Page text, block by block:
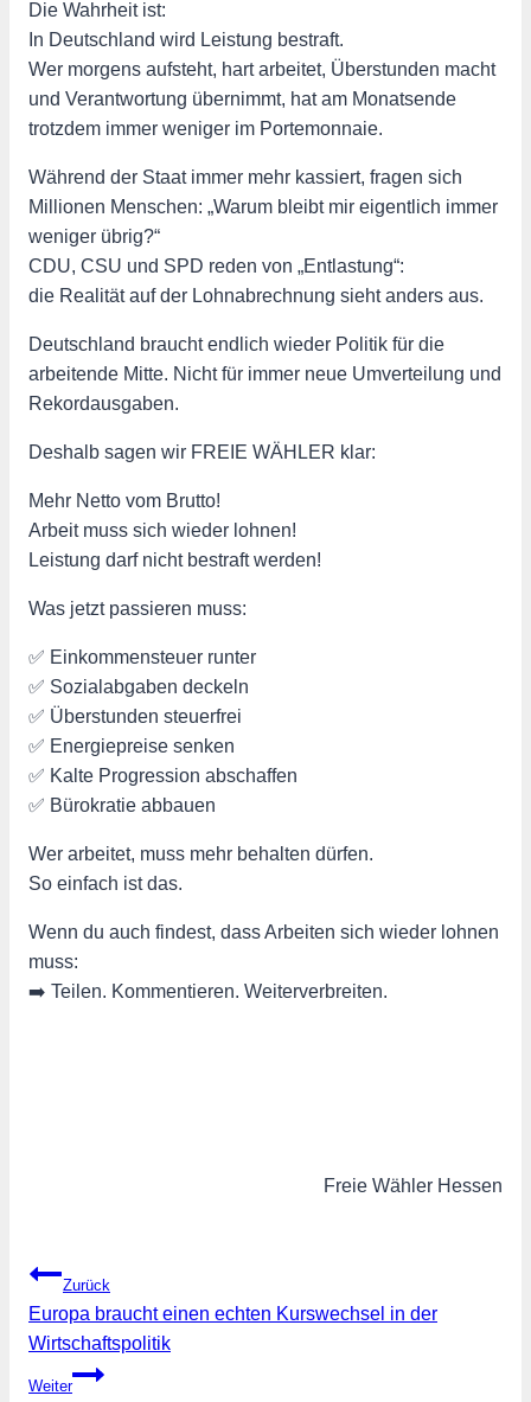
Die Wahrheit ist:
In Deutschland wird Leistung bestraft.
Wer morgens aufsteht, hart arbeitet, Überstunden macht
und Verantwortung übernimmt, hat am Monatsende
trotzdem immer weniger im Portemonnaie.
Während der Staat immer mehr kassiert, fragen sich
Millionen Menschen: „Warum bleibt mir eigentlich immer
weniger übrig?“
CDU, CSU und SPD reden von „Entlastung“:
die Realität auf der Lohnabrechnung sieht anders aus.
Deutschland braucht endlich wieder Politik für die
arbeitende Mitte. Nicht für immer neue Umverteilung und
Rekordausgaben.
Deshalb sagen wir FREIE WÄHLER klar:
Mehr Netto vom Brutto!
Arbeit muss sich wieder lohnen!
Leistung darf nicht bestraft werden!
Was jetzt passieren muss:
✅ Einkommensteuer runter
✅ Sozialabgaben deckeln
✅ Überstunden steuerfrei
✅ Energiepreise senken
✅ Kalte Progression abschaffen
✅ Bürokratie abbauen
Wer arbeitet, muss mehr behalten dürfen.
So einfach ist das.
Wenn du auch findest, dass Arbeiten sich wieder lohnen
muss:
➡️ Teilen. Kommentieren. Weiterverbreiten.
Freie Wähler Hessen
Beitragsnavigation
Zurück
Europa braucht einen echten Kurswechsel in der
Wirtschaftspolitik
Weiter